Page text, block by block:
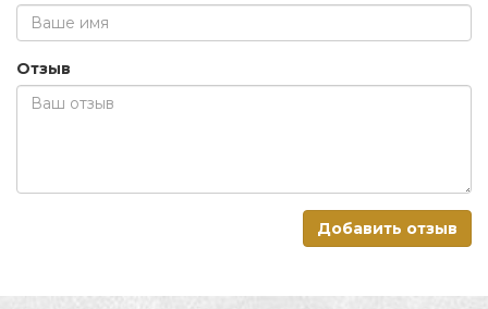
Отзыв
Добавить отзыв